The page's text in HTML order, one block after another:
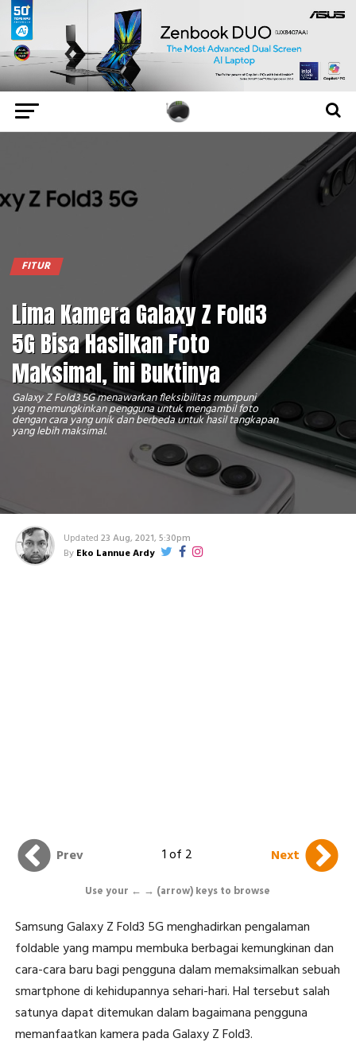
FITUR
Lima Kamera Galaxy Z Fold3
5G Bisa Hasilkan Foto
Maksimal, ini Buktinya
Galaxy Z Fold3 5G menawarkan fleksibilitas mumpuni
yang memungkinkan pengguna untuk mengambil foto
dengan cara yang unik dan berbeda untuk hasil tangkapan
yang lebih maksimal.
Updated 23 Aug, 2021, 5:30pm
By Eko Lannue Ardy
Prev 1 of 2 Next
Use your ← → (arrow) keys to browse
Samsung Galaxy Z Fold3 5G menghadirkan pengalaman
foldable yang mampu membuka berbagai kemungkinan dan
cara-cara baru bagi pengguna dalam memaksimalkan sebuah
smartphone di kehidupannya sehari-hari. Hal tersebut salah
satunya dapat ditemukan dalam bagaimana pengguna
memanfaatkan kamera pada Galaxy Z Fold3.